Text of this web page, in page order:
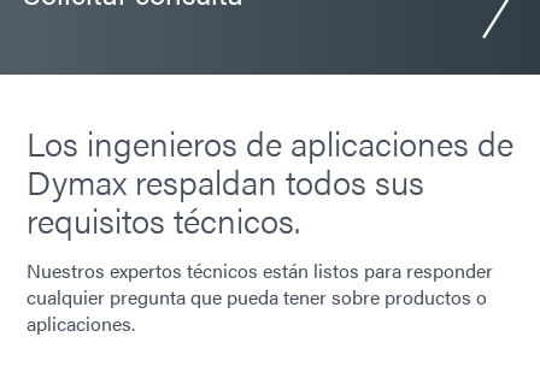
Los ingenieros de aplicaciones de
Dymax respaldan todos sus
requisitos técnicos.
Nuestros expertos técnicos están listos para responder
cualquier pregunta que pueda tener sobre productos o
aplicaciones.